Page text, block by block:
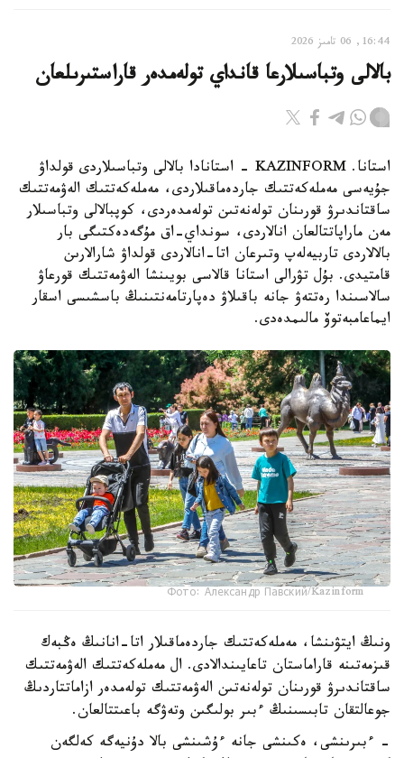
16:44, 06 تامىز 2026
بالالى وتباسىلارعا قانداي تولەمدەر قاراستىرىلعان
استانا. KAZINFORM - استانادا بالالى وتباسىلاردى قولداۋ
جۇيەسى مەملەكەتتىك جاردەماقىلاردى، مەملەكەتتىك الەۋمەتتىك
ساقتاندىرۋ قورىنان تولەنەتىن تولەمدەردى، كوپبالالى وتباسىلار
مەن ماراپاتتالعان انالاردى، سونداي-اق مۇگەدەكتىگى بار
بالالاردى تاربيەلەپ وتىرعان اتا-انالاردى قولداۋ شارالارىن
قامتيدى. بۇل تۋرالى استانا قالاسى بويىنشا الەۋمەتتىك قورعاۋ
سالاسىندا رەتتەۋ جانە باقىلاۋ دەپارتامەنتىنىڭ باسشىسى اسقار
ايماعامبەتوۆ مالىمدەدى.
Фото: Александр Павский/Kazinform
ونىڭ ايتۋىنشا، مەملەكەتتىك جاردەماقىلار اتا-انانىڭ ەڭبەك
قىزمەتىنە قاراماستان تاعايىندالادى. ال مەملەكەتتىك الەۋمەتتىك
ساقتاندىرۋ قورىنان تولەنەتىن الەۋمەتتىك تولەمدەر ازاماتتاردىڭ
جوعالتقان تابىسىنىڭ ءبىر بولىگىن وتەۋگە باعىتتالعان.
- ءبىرىنشى، ەكىنشى جانە ءۇشىنشى بالا دۇنيەگە كەلگەن